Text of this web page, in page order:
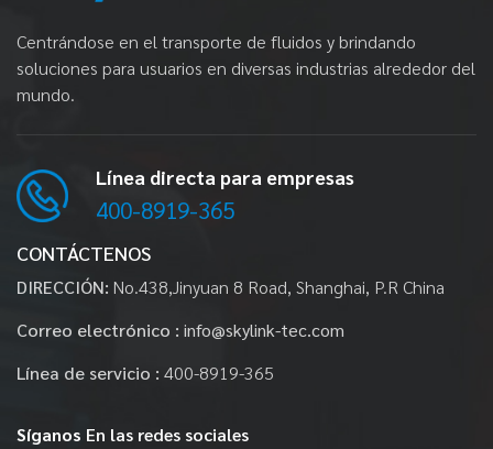
Centrándose en el transporte de fluidos y brindando
soluciones para usuarios en diversas industrias alrededor del
mundo.
Línea directa para empresas
400-8919-365
CONTÁCTENOS
DIRECCIÓN: No.438,Jinyuan 8 Road, Shanghai, P.R China
Correo electrónico : info@skylink-tec.com
Línea de servicio : 400-8919-365
Síganos En las redes sociales